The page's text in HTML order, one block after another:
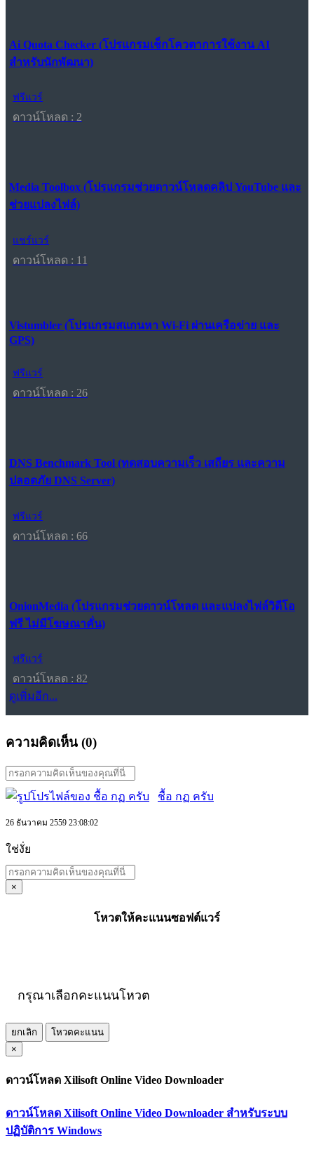
Ai Quota Checker (โปรแกรมเช็กโควตาการใช้งาน AI
สำหรับนักพัฒนา)
ฟรีแวร์
ดาวน์โหลด : 2
Media Toolbox (โปรแกรมช่วยดาวน์โหลดคลิป YouTube และ
ช่วยแปลงไฟล์)
แชร์แวร์
ดาวน์โหลด : 11
Vistumbler (โปรแกรมสแกนหา Wi-Fi ผ่านเครือข่าย และ
GPS)
ฟรีแวร์
ดาวน์โหลด : 26
DNS Benchmark Tool (ทดสอบความเร็ว เสถียร และความ
ปลอดภัย DNS Server)
ฟรีแวร์
ดาวน์โหลด : 66
OnionMedia (โปรแกรมช่วยดาวน์โหลด และแปลงไฟล์วิดีโอ
ฟรี ไม่มีโฆษณาคั่น)
ฟรีแวร์
ดาวน์โหลด : 82
ดูเพิ่มอีก...
ความคิดเห็น (0)
ชื้อ กฏ ครับ
26 ธันวาคม 2559 23:08:02
ใช่งั่ย
×
โหวตให้คะแนนซอฟต์แวร์
กรุณาเลือกคะแนนโหวต
ยกเลิก
โหวตคะแนน
×
ดาวน์โหลด Xilisoft Online Video Downloader
ดาวน์โหลด Xilisoft Online Video Downloader สำหรับระบบ
ปฏิบัติการ Windows